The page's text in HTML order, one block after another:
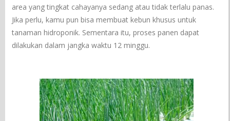
area yang tingkat cahayanya sedang atau tidak terlalu panas.
Jika perlu, kamu pun bisa membuat kebun khusus untuk
tanaman hidroponik. Sementara itu, proses panen dapat
dilakukan dalam jangka waktu 12 minggu.